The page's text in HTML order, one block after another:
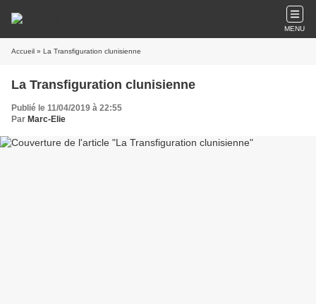
MENU
Accueil » La Transfiguration clunisienne
La Transfiguration clunisienne
Publié le 11/04/2019 à 22:55
Par Marc-Elie